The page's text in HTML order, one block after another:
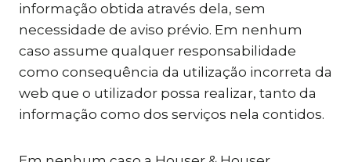
informação obtida através dela, sem
necessidade de aviso prévio. Em nenhum
caso assume qualquer responsabilidade
como consequência da utilização incorreta da
web que o utilizador possa realizar, tanto da
informação como dos serviços nela contidos.